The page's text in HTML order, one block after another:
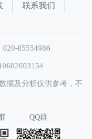
联系我们
85554986
据及分析仅供参考，不
QQ群